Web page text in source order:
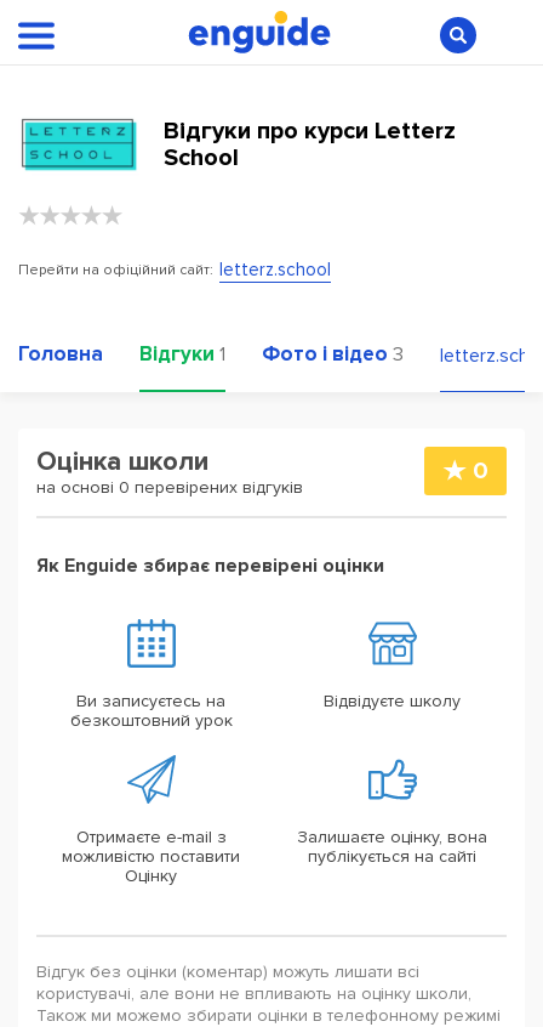
Відгуки про курси Letterz
School
Перейти на офіційний сайт: letterz.school
Головна Відгуки 1 Фото і відео 3
Оцінка школи
на основі 0 перевірених відгуків
0
Як Enguide збирає перевірені оцінки
Ви записуєтесь на
безкоштовний урок
Відвідуєте школу
Отримаєте e-mail з
можливістю поставити
Оцінку
Залишаєте оцінку, вона
публікується на сайті
Відгук без оцінки (коментар) можуть лишати всі
користувачі, але вони не впливають на оцінку школи,
Також ми можемо збирати оцінки в телефонному режимі